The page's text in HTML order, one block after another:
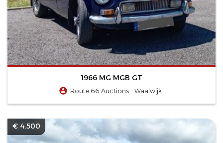
1966 MG MGB GT
Route 66 Auctions - Waalwijk
€ 4.500